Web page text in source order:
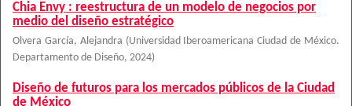
Chia Envy : reestructura de un modelo de negocios por
medio del diseño estratégico
Olvera García, Alejandra (Universidad Iberoamericana Ciudad de México.
Departamento de Diseño, 2024)
Diseño de futuros para los mercados públicos de la Ciudad
de México